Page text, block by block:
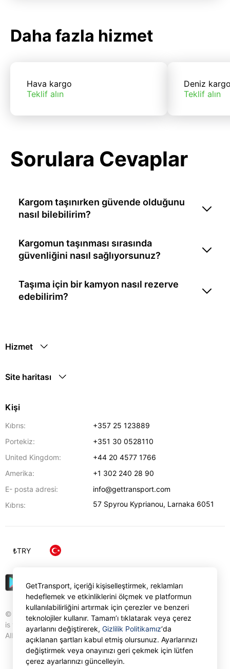
Daha fazla hizmet
Hava kargo
Teklif alın
Deniz
Teklif alın
Sorulara Cevaplar
Kargom taşınırken güvende olduğunu
nasıl bilebilirim?
Kargomun taşınması sırasında
güvenliğini nasıl sağlıyorsunuz?
Taşıma için bir kamyon nasıl rezerve
edebilirim?
Hizmet
Site haritası
Kişi
Kıbrıs:
+357 25 123889
Portekiz:
+351 30 0528110
United Kingdom:
+44 20 4577 1766
Amerika:
+1 302 240 28 90
E- posta adresi:
info@gettransport.com
Kıbrıs:
57 Spyrou Kyprianou, Larnaka 6051
© Gettransport International Limited. GetTransport®
is trademark of Gettransport International Limited.
All rights reserved.
₺TRY
GetTransport, içeriği kişiselleştirmek, reklamları
hedeflemek ve etkinliklerini ölçmek ve platformun
kullanılabilirliğini artırmak için çerezler ve benzeri
teknolojiler kullanır. Tamam’ı tıklatarak veya çerez
ayarlarını değiştirerek, Gizlilik Politikamız‘da
açıklanan şartları kabul etmiş olursunuz. Ayarlarınızı
değiştirmek veya onayınızı geri çekmek için lütfen
çerez ayarlarınızı güncelleyin.